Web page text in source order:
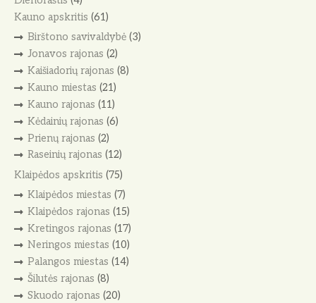
Kauno apskritis (61)
Birštono savivaldybė(3)
Jonavos rajonas (2)
Kaišiadorių rajonas (8)
Kauno miestas (21)
Kauno rajonas (11)
Kėdainių rajonas (6)
Prienų rajonas (2)
Raseinių rajonas (12)
Klaipėdos apskritis (75)
Klaipėdos miestas (7)
Klaipėdos rajonas (15)
Kretingos rajonas (17)
Neringos miestas (10)
Palangos miestas (14)
Šilutės rajonas (8)
Skuodo rajonas (20)